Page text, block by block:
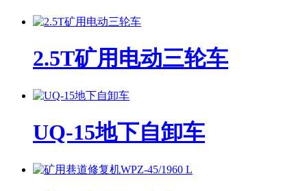
2.5T矿用电动三轮车
UQ-15地下自卸车